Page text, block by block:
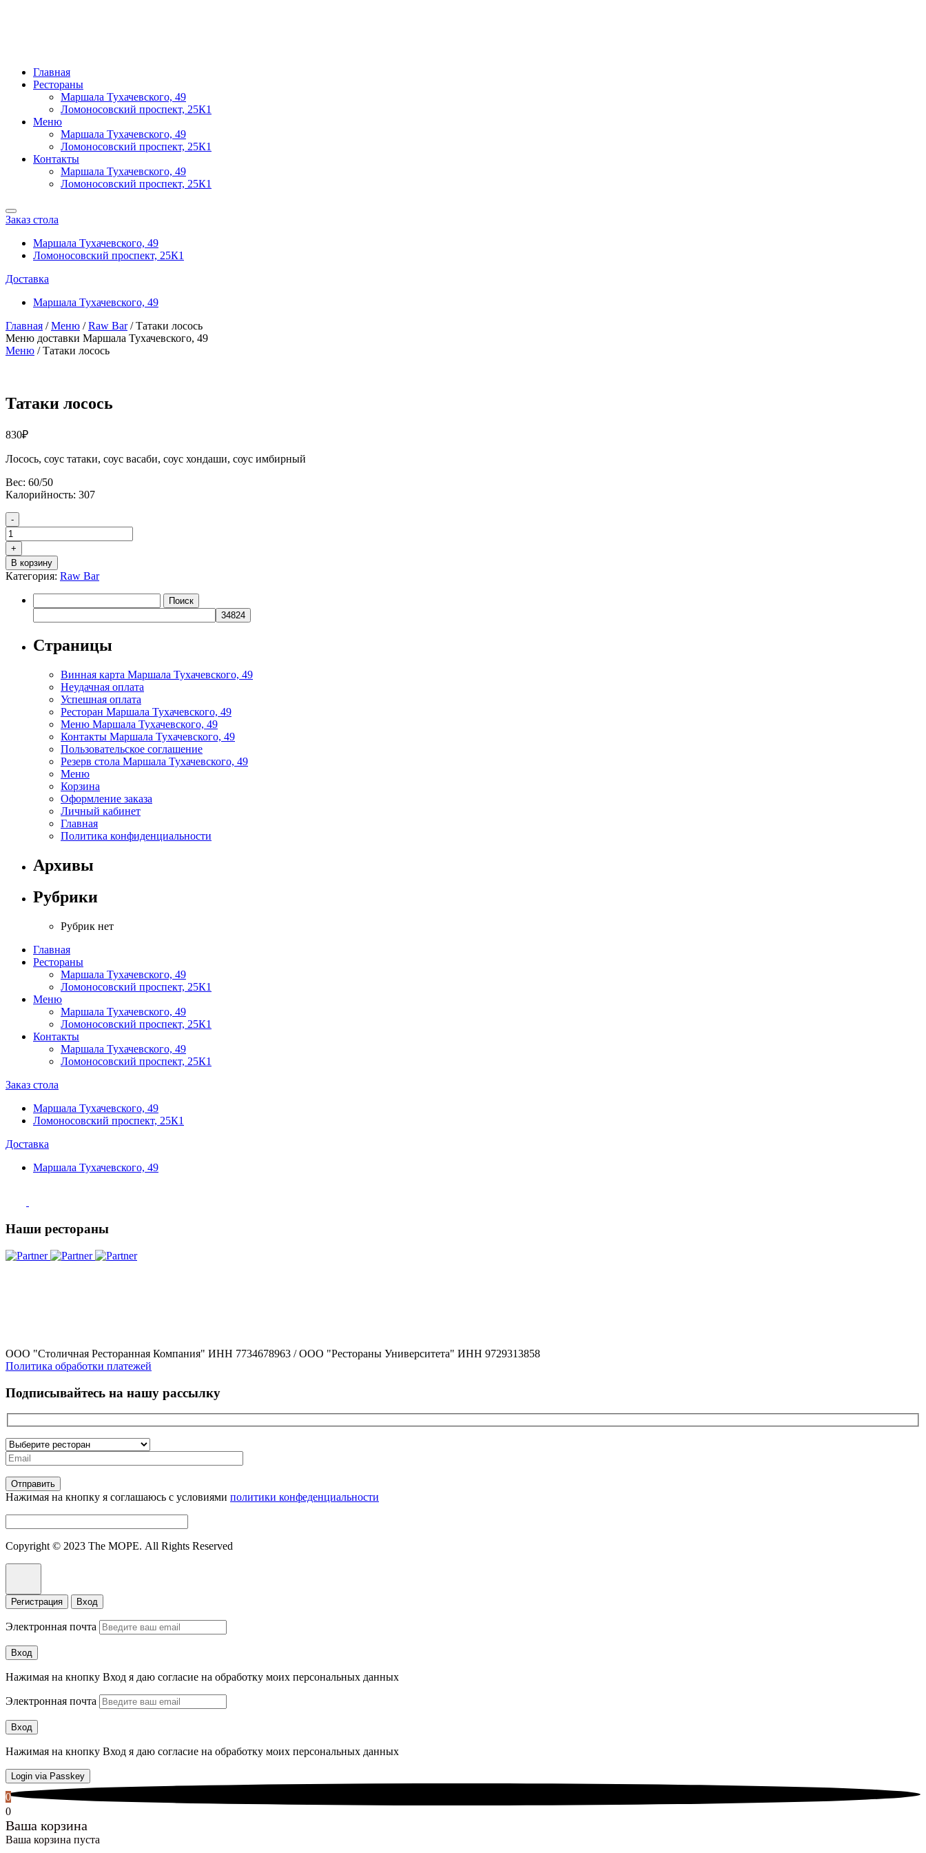
Главная
Рестораны
Маршала Тухачевского, 49
Ломоносовский проспект, 25К1
Меню
Маршала Тухачевского, 49
Ломоносовский проспект, 25К1
Контакты
Маршала Тухачевского, 49
Ломоносовский проспект, 25К1
Заказ стола
Маршала Тухачевского, 49
Ломоносовский проспект, 25К1
Доставка
Маршала Тухачевского, 49
Главная /Меню /Raw Bar/ Татаки лосось
Меню доставки Маршала Тухачевского, 49
Меню /Татаки лосось
Татаки лосось
830₽
Лосось, соус татаки, соус васаби, соус хондаши, соус имбирный
Вес: 60/50
Калорийность: 307
Количество
товара
Татаки
лосось
-
+
В корзину
Категория: Raw Bar
Страницы
Винная карта Маршала Тухачевского, 49
Неудачная оплата
Успешная оплата
Ресторан Маршала Тухачевского, 49
Меню Маршала Тухачевского, 49
Контакты Маршала Тухачевского, 49
Пользовательское соглашение
Резерв стола Маршала Тухачевского, 49
Меню
Корзина
Оформление заказа
Личный кабинет
Главная
Политика конфиденциальности
Архивы
Рубрики
Рубрик нет
Главная
Рестораны
Маршала Тухачевского, 49
Ломоносовский проспект, 25К1
Меню
Маршала Тухачевского, 49
Ломоносовский проспект, 25К1
Контакты
Маршала Тухачевского, 49
Ломоносовский проспект, 25К1
Заказ стола
Маршала Тухачевского, 49
Ломоносовский проспект, 25К1
Доставка
Маршала Тухачевского, 49
Наши рестораны
ООО "Столичная Ресторанная Компания" ИНН 7734678963 / ООО "Рестораны Университета" ИНН 9729313858
Политика обработки платежей
Подписывайтесь на нашу рассылку
Нажимая на кнопку я соглашаюсь с условиями политики конфеденциальности
Copyright © 2023 The МОРЕ. All Rights Reserved
Регистрация Вход
Электронная почта
Вход
Нажимая на кнопку Вход я даю согласие на обработку моих персональных данных
Электронная почта
Вход
Нажимая на кнопку Вход я даю согласие на обработку моих персональных данных
Login via Passkey
0
0
Ваша корзина
Ваша корзина пуста